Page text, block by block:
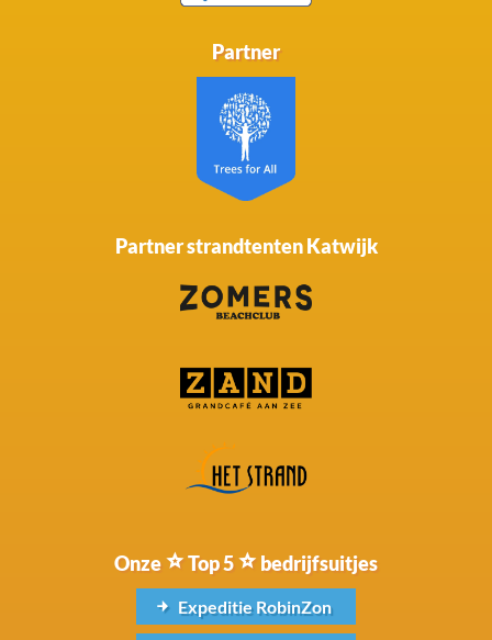
Partner
Partner strandtenten Katwijk
Onze Top 5 bedrijfsuitjes
Expeditie RobinZon